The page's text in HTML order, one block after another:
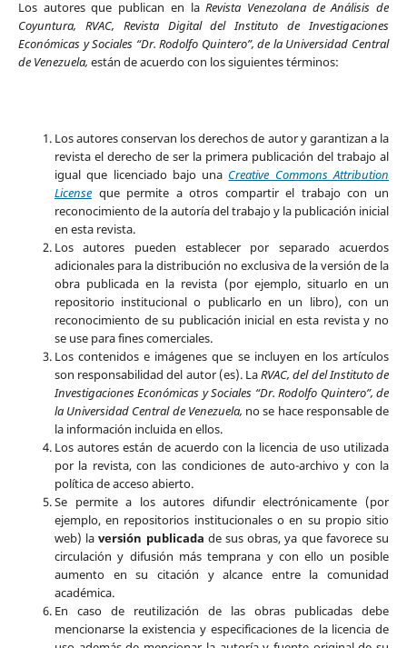
Los autores que publican en laRevista Venezolana de Análisis de
Coyuntura, RVAC, Revista Digital del Instituto de Investigaciones
Económicas y Sociales “Dr. Rodolfo Quintero”, de la Universidad Central
de Venezuela, están de acuerdo con los siguientes términos:
Los autores conservan los derechos de autor y garantizan a la
revista el derecho de ser la primera publicación del trabajo al
igual que licenciado bajo una Creative Commons Attribution
Licenseque permite a otros compartir el trabajo con un
reconocimiento de la autoría del trabajo y la publicación inicial
en esta revista.
Los autores pueden establecer por separado acuerdos
adicionales para la distribución no exclusiva de la versión de la
obra publicada en la revista (por ejemplo, situarlo en un
repositorio institucional o publicarlo en un libro), con un
reconocimiento de su publicación inicial en esta revista y no
se use para fines comerciales.
Los contenidos e imágenes que se incluyen en los artículos
son responsabilidad del autor (es). LaRVAC, del del Instituto de
Investigaciones Económicas y Sociales “Dr. Rodolfo Quintero”, de
la Universidad Central de Venezuela, no se hace responsable de
la información incluida en ellos.
Los autores están de acuerdo con la licencia de uso utilizada
por la revista, con las condiciones de auto-archivo y con la
política de acceso abierto.
Se permite a los autores difundir electrónicamente (por
ejemplo, en repositorios institucionales o en su propio sitio
web) laversión publicada de sus obras, ya que favorece su
circulación y difusión más temprana y con ello un posible
aumento en su citación y alcance entre la comunidad
académica.
En caso de reutilización de las obras publicadas debe
mencionarse la existencia y especificaciones de la licencia de